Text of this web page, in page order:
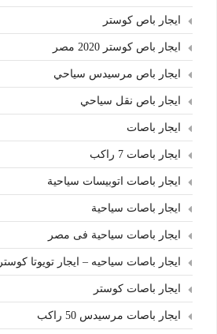
ايجار باص كوستر
ايجار باص كوستر 2020 مصر
ايجار باص مرسيدس سياحي
ايجار باص نقل سياحي
ايجار باصات
ايجار باصات 7 راكب
ايجار باصات اتوبيسات سياحية
ايجار باصات سياحية
ايجار باصات سياحية فى مصر
ايجار باصات سياحيه – ايجار تويوتا كوستر
ايجار باصات كوستر
ايجار باصات مرسيدس 50 راكب